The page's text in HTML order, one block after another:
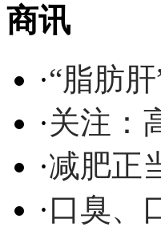
商讯
·“脂肪
·关注：
·减肥正
·口臭、